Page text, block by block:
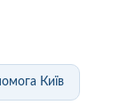
Київ